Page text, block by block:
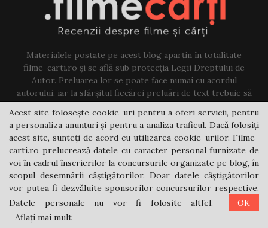
Materialele postate pe acest blog aparțin în totalitate
filme-carti.ro și se află sub protecția Legii Dreptului de
Autor. Preluarea lor se poate face numai cu acordul
autorului, iar la sfârșitul fiecărei preluări de text trebuie să
existe un link către acest blog.
Contact us:jovi@filme-carti.ro
Acest site folosește cookie-uri pentru a oferi servicii, pentru
a personaliza anunțuri și pentru a analiza traficul. Dacă folosiți
acest site, sunteți de acord cu utilizarea cookie-urilor. Filme-
carti.ro prelucrează datele cu caracter personal furnizate de
voi în cadrul înscrierilor la concursurile organizate pe blog, în
scopul desemnării câștigătorilor. Doar datele câștigătorilor
vor putea fi dezvăluite sponsorilor concursurilor respective.
Datele personale nu vor fi folosite altfel.
OK
Aflați mai mult